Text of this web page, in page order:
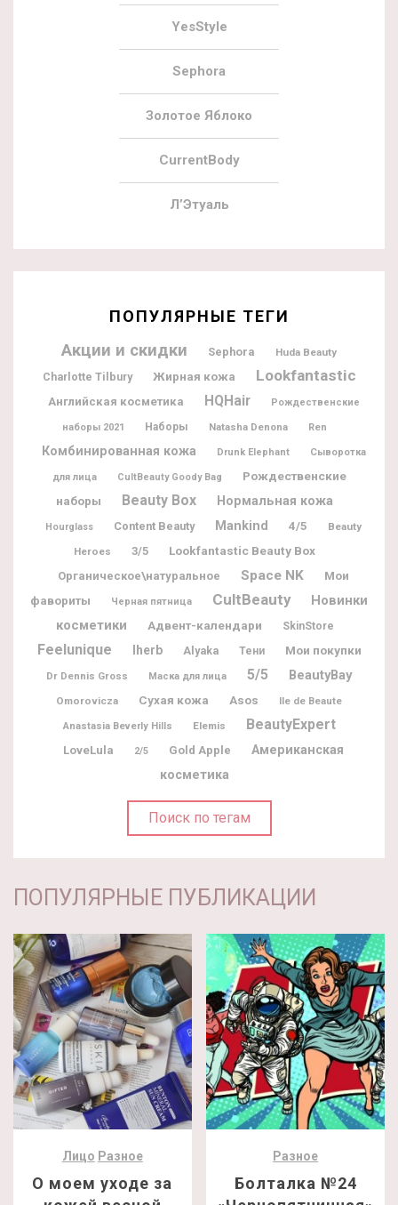
YesStyle
Sephora
Золотое Яблоко
CurrentBody
Л’Этуаль
ПОПУЛЯРНЫЕ ТЕГИ
Акции и скидки Sephora Huda Beauty
Charlotte Tilbury Жирная кожа Lookfantastic
Английская косметика HQHair Рождественские
наборы 2021 Наборы Natasha Denona Ren
Комбинированная кожа Drunk Elephant Сыворотка
для лица CultBeauty Goody Bag
Рождественские
наборы
Beauty Box Нормальная кожа
Hourglass Content Beauty Mankind 4/5
Beauty
Heroes
3/5 Lookfantastic Beauty Box
Органическое\натуральное Space NK
Мои
фавориты
Черная пятница CultBeauty
Новинки
косметики
Адвент-календари SkinStore
Feelunique Iherb Alyaka Тени Мои покупки
Dr Dennis Gross Маска для лица 5/5 BeautyBay
Omorovicza Сухая кожа Asos Ile de Beaute
Anastasia Beverly Hills Elemis BeautyExpert
LoveLula 2/5 Gold Apple
Американская
косметика
Поиск по тегам
ПОПУЛЯРНЫЕ ПУБЛИКАЦИИ
Лицо Разное
О моем уходе за
Разное
Болталка №24